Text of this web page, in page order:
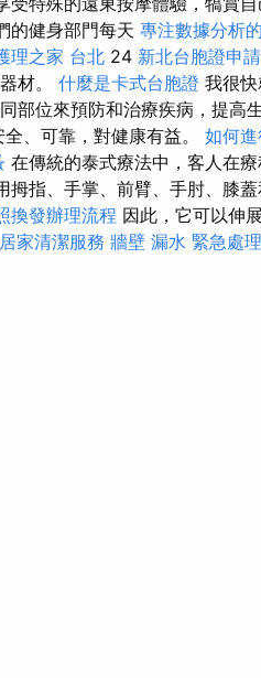
的健身部門每天 專注數據分析
理之家 台北 24 新北台胞證申請
材。 什麼是卡式台胞證 我很
部位來預防和治療疾病，提高
、可靠，對健康有益。 如何
在傳統的泰式療法中，客人在療
拇指、手掌、前臂、手肘、膝
換發辦理流程 因此，它可以伸
家清潔服務 牆壁 漏水 緊急處理